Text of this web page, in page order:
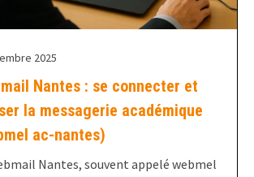
2025
Nantes : se connecter et
la messagerie académique
ac-nantes)
Nantes, souvent appelé webmel